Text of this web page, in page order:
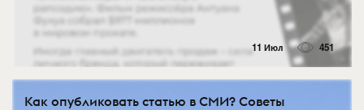
11 Июл 451
Как опубликовать статью в СМИ? Советы